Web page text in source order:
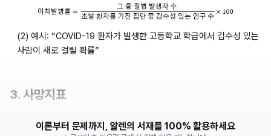
(2) 예시: “COVID-19 환자가 발생한 고등학교 학급에서 감수성 있는
사람이 새로 걸릴 확률”
3. 사망지표
이론부터 문제까지, 알렌의 서재를 100% 활용하세요